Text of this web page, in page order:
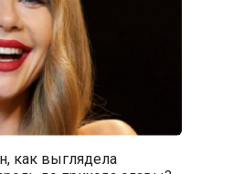
как выглядела